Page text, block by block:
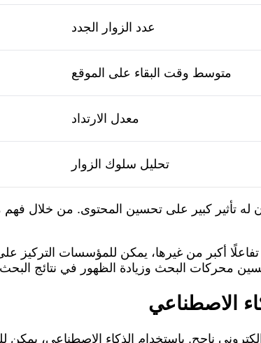
عدد الزوار الجدد
متوسط وقت البقاء على الموقع
معدل الارتداد
تحليل سلوك الزوار
له تأثير كبير على تحسين المحتوى. من خلال
أكبر من غيرها، يمكن للمؤسسات التركيز
محركات البحث وزيادة الظهور في نتائج
الاصطناعي
ناجح. باستخدام الذكاء الاصطناعي،